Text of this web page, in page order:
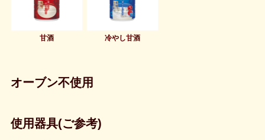
甘酒 冷やし甘酒
オーブン不使用
使用器具(ご参考)